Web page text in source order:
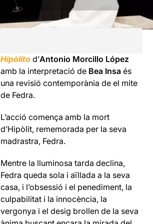
Hipòlito d’Antonio Morcillo López
amb la interpretació de Bea Insaés
una revisió contemporània de el mite
de Fedra.
L’acció comença amb la mort
d’Hipòlit, rememorada per la seva
madrastra, Fedra.
Mentre la lluminosa tarda declina,
Fedra queda sola i aïllada a la seva
casa, i l’obsessió i el penediment, la
culpabilitat i la innocència, la
vergonya i el desig brollen de la seva